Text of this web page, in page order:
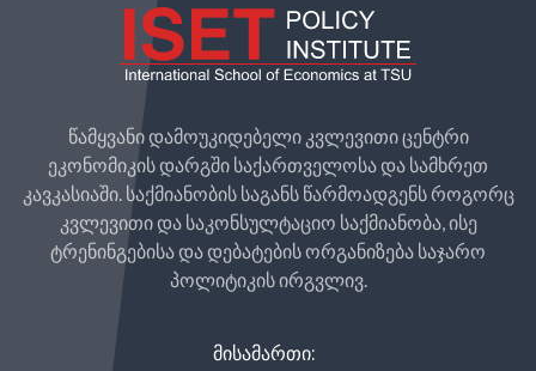
წამყვანი დამოუკიდებელი კვლევითი ცენტრი
ეკონომიკის დარგში საქართველოსა და სამხრეთ
კავკასიაში. საქმიანობის საგანს წარმოადგენს როგორც
კვლევითი და საკონსულტაციო საქმიანობა, ისე
ტრენინგებისა და დებატების ორგანიზება საჯარო
პოლიტიკის ირგვლივ.
ᲛᲘᲡᲐᲛᲐᲠᲗᲘ: